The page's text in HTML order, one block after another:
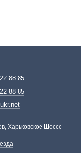
88 85
88 85
Харьковское Шоссе